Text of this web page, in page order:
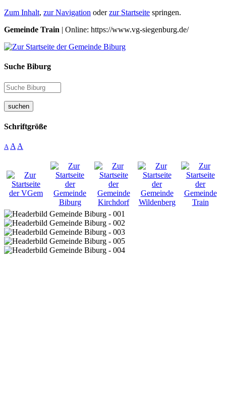
Zum Inhalt, zur Navigation oderzur Startseite springen.
Gemeinde Train | Online: https://www.vg-siegenburg.de/
Suche Biburg
suchen
Schriftgröße
A A A